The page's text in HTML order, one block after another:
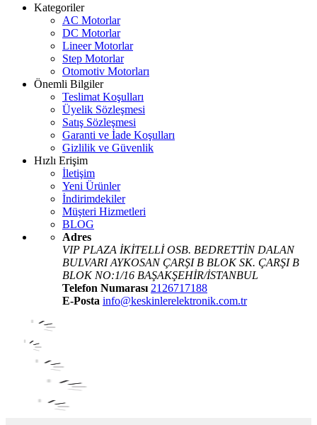
Kategoriler
AC Motorlar
DC Motorlar
Lineer Motorlar
Step Motorlar
Otomotiv Motorları
Önemli Bilgiler
Teslimat Koşulları
Üyelik Sözleşmesi
Satış Sözleşmesi
Garanti ve İade Koşulları
Gizlilik ve Güvenlik
Hızlı Erişim
İletişim
Yeni Ürünler
İndirimdekiler
Müşteri Hizmetleri
BLOG
Adres
VIP PLAZA İKİTELLİ OSB. BEDRETTİN DALAN
BULVARI AYKOSAN ÇARŞI B BLOK SK. ÇARŞI B
BLOK NO:1/16 BAŞAKŞEHİR/İSTANBUL
Telefon Numarası 2126717188
E-Posta info@keskinlerelektronik.com.tr